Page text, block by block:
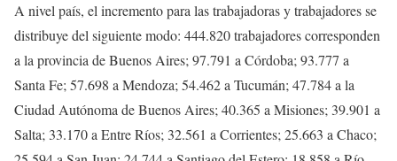
A nivel país, el incremento para las trabajadoras y trabajadores se
distribuye del siguiente modo: 444.820 trabajadores corresponden
a la provincia de Buenos Aires; 97.791 a Córdoba; 93.777 a
Santa Fe; 57.698 a Mendoza; 54.462 a Tucumán; 47.784 a la
Ciudad Autónoma de Buenos Aires; 40.365 a Misiones; 39.901 a
Salta; 33.170 a Entre Ríos; 32.561 a Corrientes; 25.663 a Chaco;